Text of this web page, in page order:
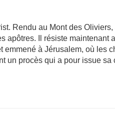
Rendu au Mont des
apôtres. Il résiste maintenant
emmené à Jérusalem, où les
un procès qui a pour issue sa